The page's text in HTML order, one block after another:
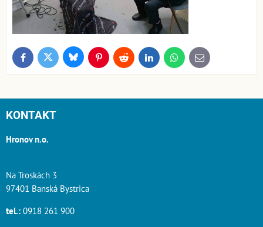
FacebookTwitter BlueskyPinterestReddit LinkedInWhatsApp
E-
mail
KONTAKT
Hronov n.o.
Na Troskách 3
97401 Banská Bystrica
tel.: 0918 261 900